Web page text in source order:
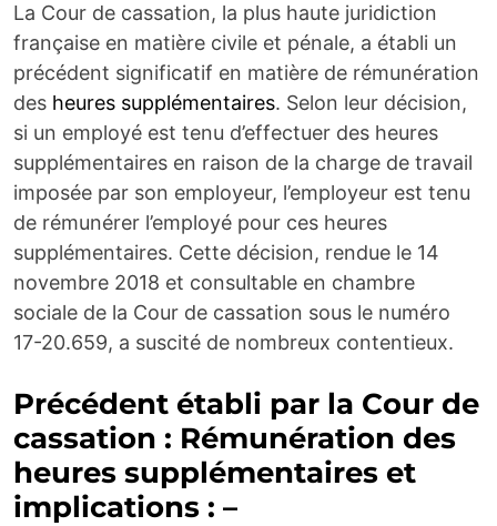
La Cour de cassation, la plus haute juridiction
française en matière civile et pénale, a établi un
précédent significatif en matière de rémunération
des heures supplémentaires. Selon leur décision,
si un employé est tenu d’effectuer des heures
supplémentaires en raison de la charge de travail
imposée par son employeur, l’employeur est tenu
de rémunérer l’employé pour ces heures
supplémentaires. Cette décision, rendue le 14
novembre 2018 et consultable en chambre
sociale de la Cour de cassation sous le numéro
17-20.659, a suscité de nombreux contentieux.
Précédent établi par la Cour de
cassation : Rémunération des
heures supplémentaires et
implications : –